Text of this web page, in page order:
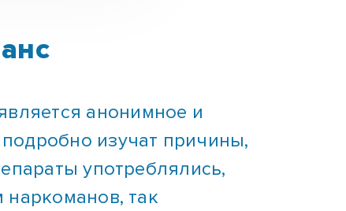
анонимное и
изучат причины,
употреблялись,
наркоманов, так